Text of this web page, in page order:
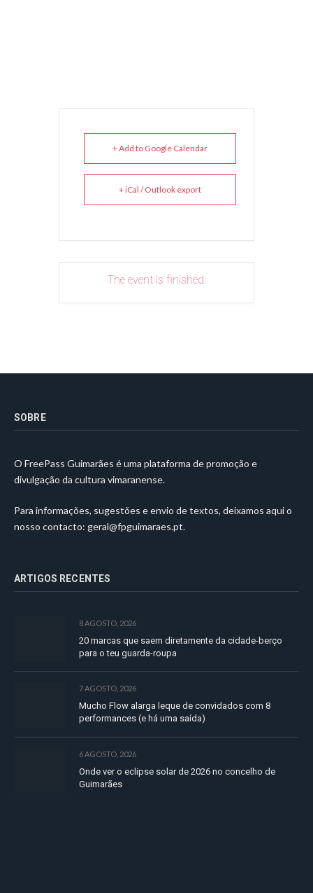
+ Add to Google Calendar
+ iCal / Outlook export
The event is finished.
SOBRE
O FreePass Guimarães é uma plataforma de promoção e
divulgação da cultura vimaranense.
Para informações, sugestões e envio de textos, deixamos aqui o
nosso contacto: geral@fpguimaraes.pt.
ARTIGOS RECENTES
8 AGOSTO, 2026
20 marcas que saem diretamente da cidade-berço
para o teu guarda-roupa
7 AGOSTO, 2026
Mucho Flow alarga leque de convidados com 8
performances (e há uma saída)
6 AGOSTO, 2026
Onde ver o eclipse solar de 2026 no concelho de
Guimarães